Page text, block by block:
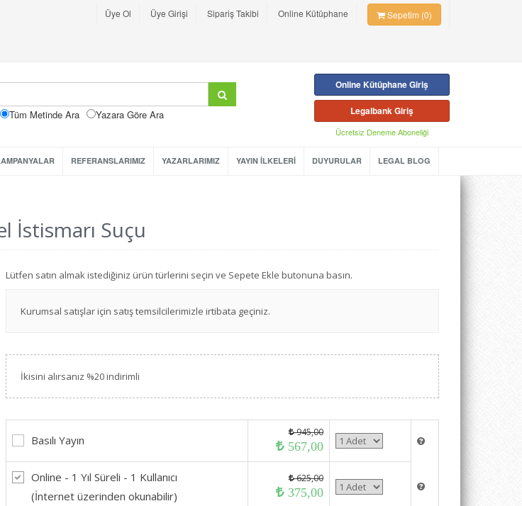
Üye Ol Üye Girişi Sipariş Takibi Online Kütüphane Sepetim (0)
Tüm Metinde Ara
Yazara Göre Ara
Online Kütüphane Giriş
Legalbank Giriş
Ücretsiz Deneme Aboneliği
REFERANSLARIMIZ YAZARLARIMIZ YAYIN İLKELERİ DUYURULAR LEGAL BLOG
İstismarı Suçu
Lütfen satın almak istediğiniz ürün türlerini seçin ve Sepete Ekle butonuna basın.
Kurumsal satışlar için satış temsilcilerimizle irtibata geçiniz.
İkisini alırsanız %20 indirimli
Basılı Yayın
945,00
567,00
Online - 1 Yıl Süreli - 1 Kullanıcı
(İnternet üzerinden okunabilir)
625,00
375,00